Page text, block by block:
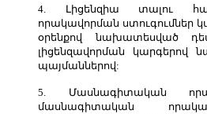
4. Լիցենզիա տալու
որակավորման ստուգումներ
օրենքով նախատեսված
լիցենզավորման կարգերով
պայմաններով:
5. Մասնագիտական
մասնագիտական